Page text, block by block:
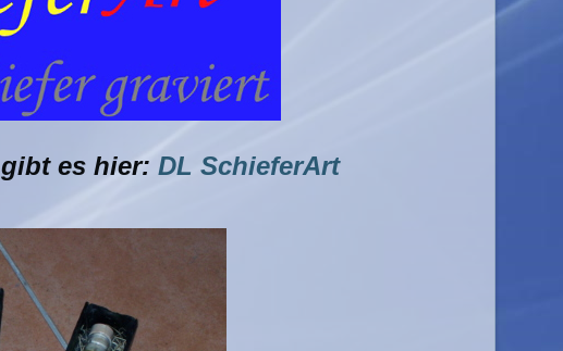
es hier: DL SchieferArt